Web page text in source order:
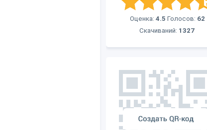
Оценка: 4.5 Голосов: 62
Скачиваний: 1327